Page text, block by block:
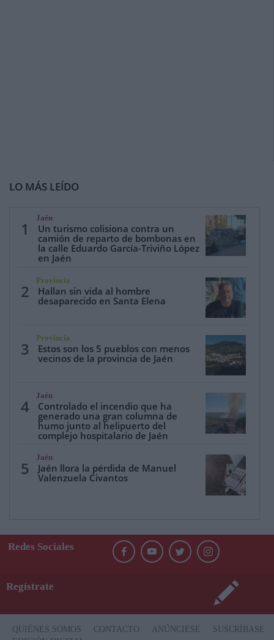
LO MÁS LEÍDO
1
Jaén
Un turismo colisiona contra un
camión de reparto de bombonas en
la calle Eduardo García-Triviño López
en Jaén
2
Provincia
Hallan sin vida al hombre
desaparecido en Santa Elena
3
Provincia
Estos son los 5 pueblos con menos
vecinos de la provincia de Jaén
4
Jaén
Controlado el incendio que ha
generado una gran columna de
humo junto al helipuerto del
complejo hospitalario de Jaén
5
Jaén
Jaén llora la pérdida de Manuel
Valenzuela Civantos
Redes Sociales
Regístrate
QUIÉNES SOMOS CONTACTO ANÚNCIESE
SUSCRÍBASE